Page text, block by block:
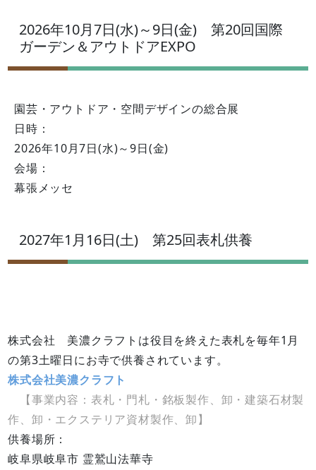
2026年10月7日(水)～9日(金) 第20回国際
ガーデン＆アウトドアEXPO
園芸・アウトドア・空間デザインの総合展
日時：
2026年10月7日(水)～9日(金)
会場：
幕張メッセ
2027年1月16日(土) 第25回表札供養
株式会社 美濃クラフトは役目を終えた表札を毎年1月
の第3土曜日にお寺で供養されています。
株式会社美濃クラフト
【事業内容：表札・門札・銘板製作、卸・建築石材製
作、卸・エクステリア資材製作、卸】
供養場所：
岐阜県岐阜市 霊鷲山法華寺